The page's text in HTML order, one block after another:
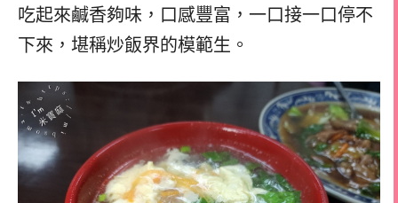
吃起來鹹香夠味，口感豐富，一口接一口停不
下來，堪稱炒飯界的模範生。